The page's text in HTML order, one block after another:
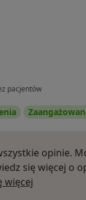
pacjentów
opinie.
się więcej o
więcej